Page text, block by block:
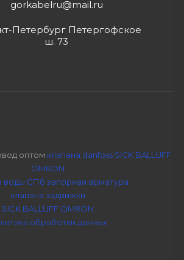
gorkabelru@mail.ru
Петербург Петергофское
ш. 73
оптом клапана danfoss SICK BALLUFF
OMRON
воды СПб запорная арматура
клапана задвижки
SICK BALLUFF OMRON
обработки данных